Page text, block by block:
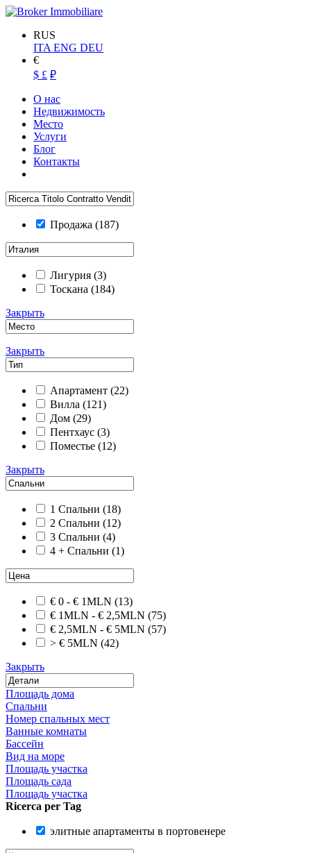
RUS
ITA ENG DEU
€
$ £ ₽
О нас
Недвижимость
Место
Услуги
Блог
Контакты
Продажа (187)
Лигурия (3)
Тоскана (184)
Закрыть
Закрыть
Апартамент (22)
Вилла (121)
Дом (29)
Пентхаус (3)
Поместье (12)
Закрыть
1 Спальни (18)
2 Спальни (12)
3 Спальни (4)
4 + Спальни (1)
€ 0 - € 1MLN (13)
€ 1MLN - € 2,5MLN (75)
€ 2,5MLN - € 5MLN (57)
> € 5MLN (42)
Закрыть
Площадь дома
Спальни
Номер спальных мест
Ванные комнаты
Бассейн
Вид на море
Площадь участка
Площадь сада
Площадь участка
Ricerca per Tag
элитные апартаменты в портовенере